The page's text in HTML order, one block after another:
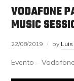
VODAFONE
MUSIC
22/08/2019 by
Evento –